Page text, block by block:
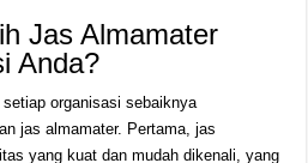
Jas Almamater
Anda?
organisasi sebaiknya
jas almamater. Pertama, jas
yang kuat dan mudah dikenali, yang